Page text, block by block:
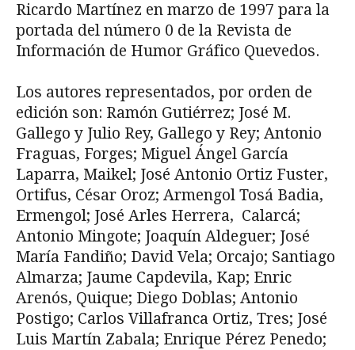
Ricardo Martínez en marzo de 1997 para la
portada del número 0 de la Revista de
Información de Humor Gráfico Quevedos.
Los autores representados, por orden de
edición son: Ramón Gutiérrez; José M.
Gallego y Julio Rey, Gallego y Rey; Antonio
Fraguas, Forges; Miguel Ángel García
Laparra, Maikel; José Antonio Ortiz Fuster,
Ortifus, César Oroz; Armengol Tosá Badia,
Ermengol; José Arles Herrera, Calarcá;
Antonio Mingote; Joaquín Aldeguer; José
María Fandiño; David Vela; Orcajo; Santiago
Almarza; Jaume Capdevila, Kap; Enric
Arenós, Quique; Diego Doblas; Antonio
Postigo; Carlos Villafranca Ortiz, Tres; José
Luis Martín Zabala; Enrique Pérez Penedo;